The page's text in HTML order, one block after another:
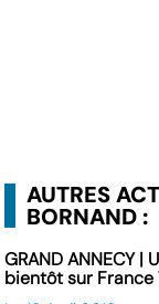
AUTRES
BORNAND :
GRAND ANNECY
bientôt sur France